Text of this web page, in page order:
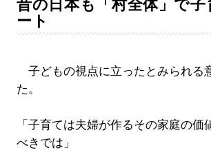
昔の日本も「村全体」で
ート
子どもの視点に立ったとみられる
た。
「子育ては夫婦が作るその家庭の価
べきでは」